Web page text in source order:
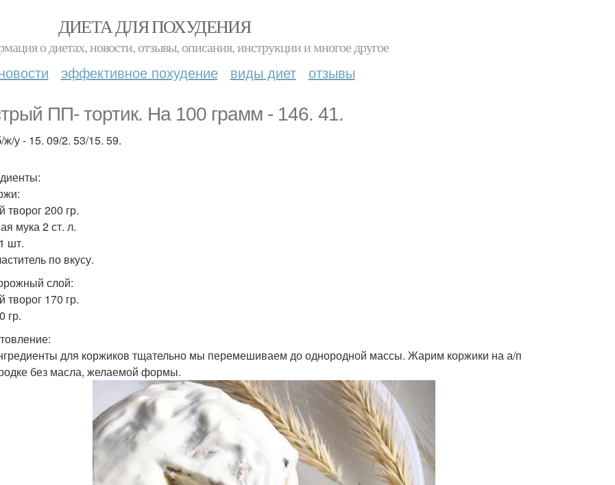
ДИЕТА ДЛЯ ПОХУДЕНИЯ
о диетах, новости, отзывы, описания, инструкции и многое другое
эффективное похудение виды диет отзывы
ПП- тортик. На 100 грамм - 146. 41.
ж/у - 15. 09/2. 53/15. 59.
творог 200 гр.
мука 2 ст. л.
шт.
по вкусу.
слой:
творог 170 гр.
гр.
для коржиков тщательно мы перемешиваем до однородной массы. Жарим коржики на а/п
без масла, желаемой формы.